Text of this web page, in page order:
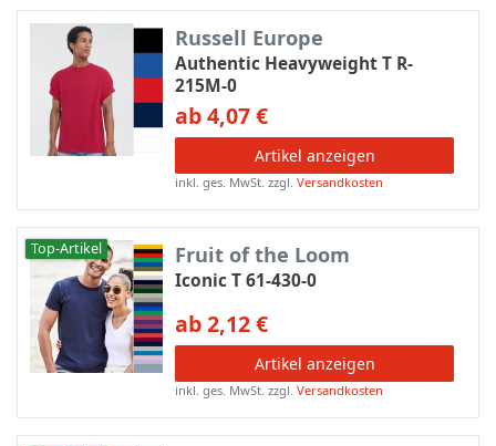
Russell Europe
Authentic Heavyweight T R-
215M-0
ab 4,07 €
Artikel anzeigen
inkl. ges. MwSt. zzgl.Versandkosten
Top-Artikel Fruit of the Loom
Iconic T 61-430-0
ab 2,12 €
Artikel anzeigen
inkl. ges. MwSt. zzgl.Versandkosten